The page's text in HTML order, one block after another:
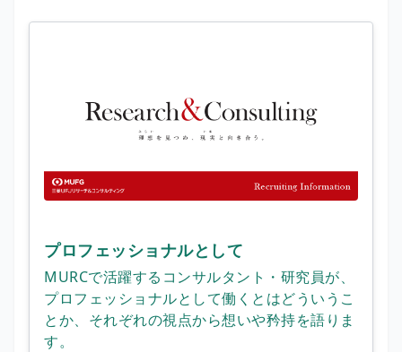
プロフェッショナルとして
MURCで活躍するコンサルタント・研究員が、
プロフェッショナルとして働くとはどういうこ
とか、それぞれの視点から想いや矜持を語りま
す。